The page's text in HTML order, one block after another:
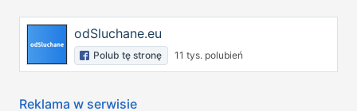
odSluchane.eu
Polub tę stronę 11 tys. polubień
Reklama w serwisie